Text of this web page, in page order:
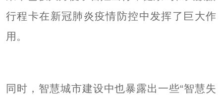
行程卡在新冠肺炎疫情防控中发挥了巨大作
用。
同时，智慧城市建设中也暴露出一些“智慧失